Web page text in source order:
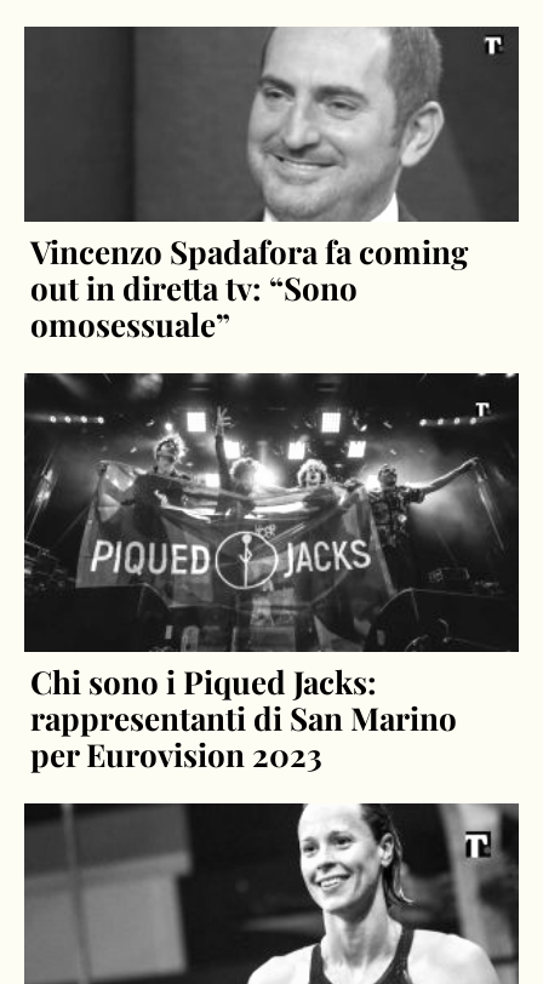
Vincenzo Spadafora fa coming
out in diretta tv: “Sono
omosessuale”
Chi sono i Piqued Jacks:
rappresentanti di San Marino
per Eurovision 2023